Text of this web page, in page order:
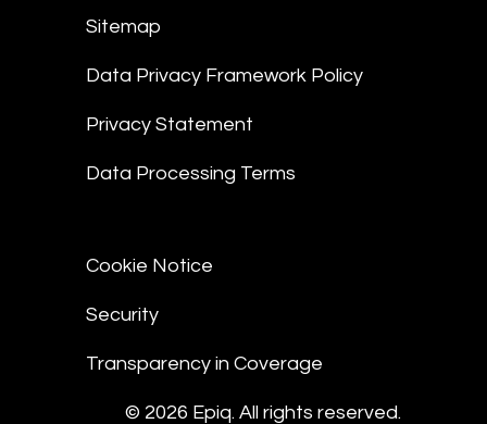
Sitemap
Data Privacy Framework Policy
Privacy Statement
Data Processing Terms
Cookie Notice
Security
Transparency in Coverage
© 2026 Epiq. All rights reserved.